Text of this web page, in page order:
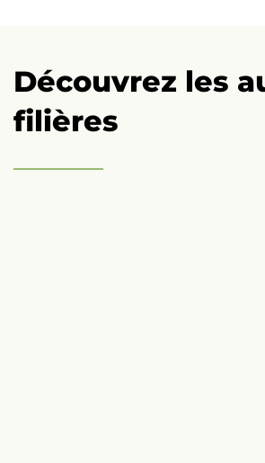
Découvrez les
filières